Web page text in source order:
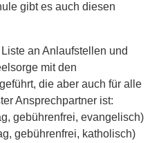
gibt es auch diesen
an Anlaufstellen und
mit den
die aber auch für alle
Ansprechpartner ist:
gebührenfrei, evangelisch)
gebührenfrei, katholisch)